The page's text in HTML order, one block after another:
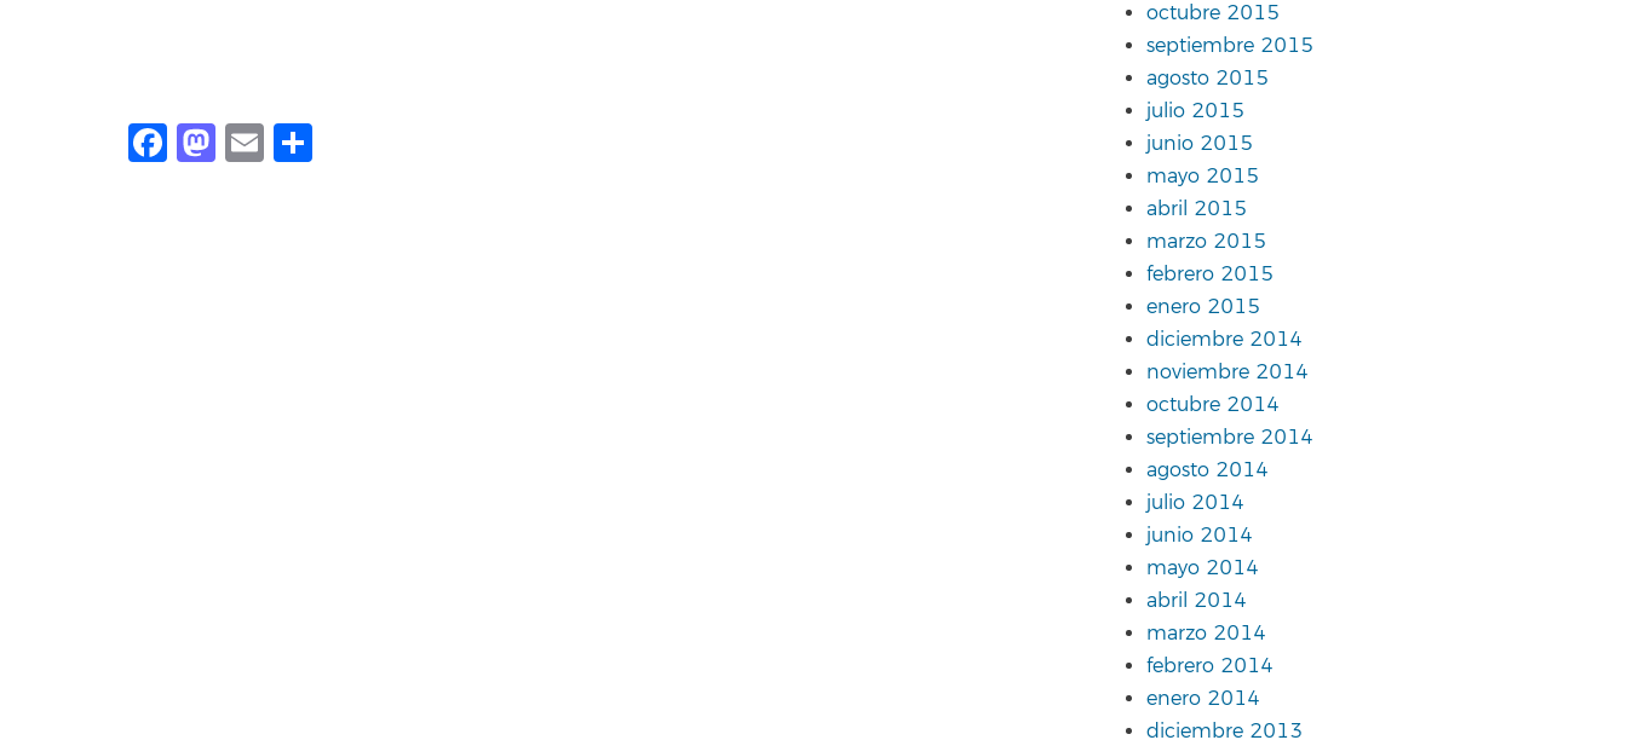
Facebook
Mastodon
Email
octubre 2015
septiembre 2015
agosto 2015
julio 2015
junio 2015
mayo 2015
abril 2015
marzo 2015
febrero 2015
enero 2015
diciembre 2014
noviembre 2014
octubre 2014
septiembre 2014
agosto 2014
julio 2014
junio 2014
mayo 2014
abril 2014
marzo 2014
febrero 2014
enero 2014
diciembre 2013